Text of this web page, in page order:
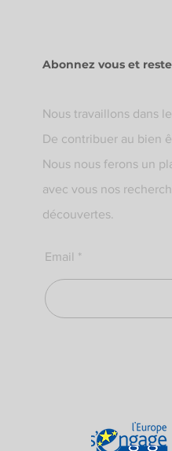
Abonnez vous et
Nous travaillons dans
De contribuer au bien
Nous nous ferons un
avec vous nos
découvertes.
Email